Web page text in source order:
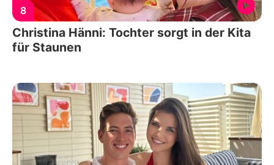
8
Christina Hänni: Tochter sorgt in der Kita
für Staunen